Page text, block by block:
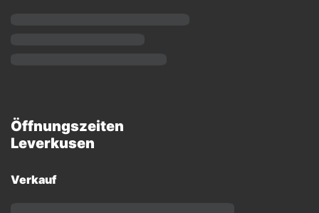
Öffnungszeiten
Leverkusen
Verkauf